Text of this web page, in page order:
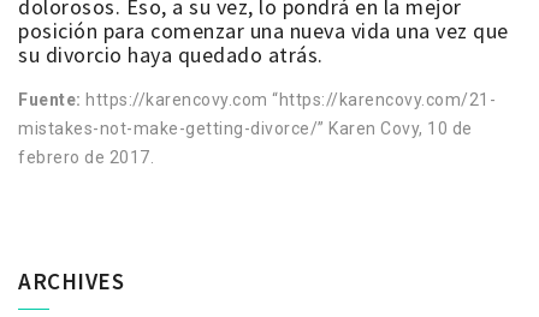
dolorosos. Eso, a su vez, lo pondrá en la mejor
posición para comenzar una nueva vida una vez que
su divorcio haya quedado atrás.
Fuente: https://karencovy.com “https://karencovy.com/21-
mistakes-not-make-getting-divorce/” Karen Covy, 10 de
febrero de 2017.
ARCHIVES